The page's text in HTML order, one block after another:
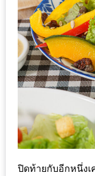
UP,
RAMA
3)
อาหาร
โดน
ภาพ
ใส
ปิ๊
งด้วย
ปิดท้ายกับอีกหนึ่งเ